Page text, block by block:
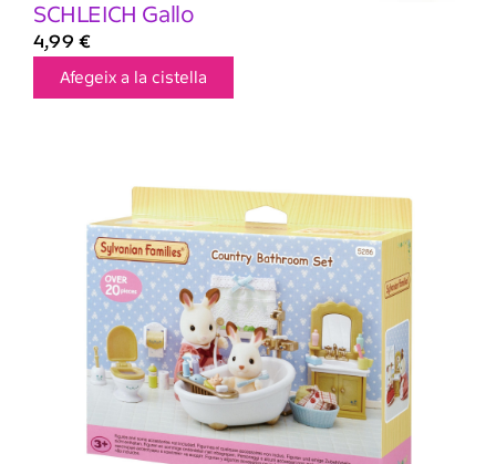
SCHLEICH Gallo
4,99 €
Afegeix a la cistella